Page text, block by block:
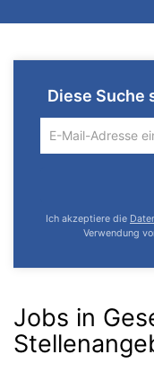
Diese Suche
Um
die
zu
speichern
deine
ein
Ich akzeptiere die
Verwendung
Jobs in